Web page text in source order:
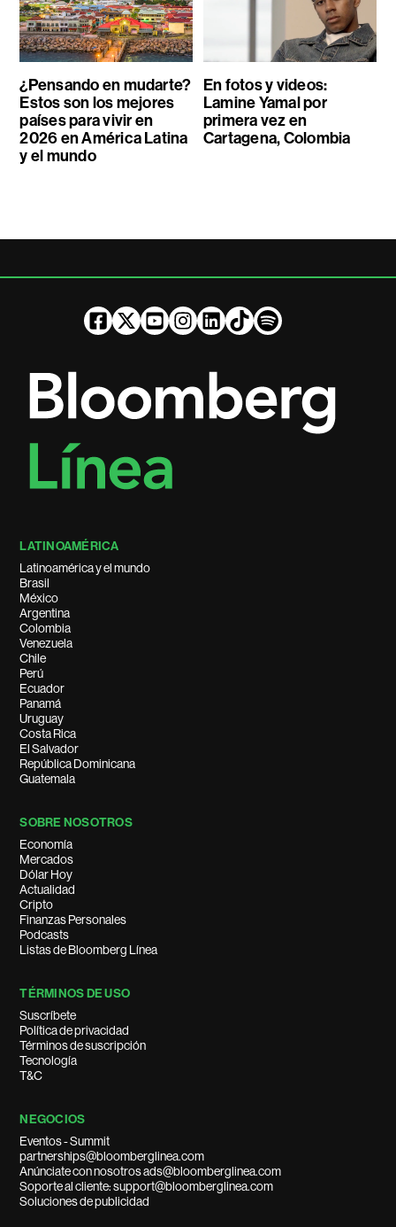
¿Pensando en mudarte?
Estos son los mejores
países para vivir en
2026 en América Latina
y el mundo
En fotos y videos:
Lamine Yamal por
primera vez en
Cartagena, Colombia
LATINOAMÉRICA
Latinoamérica y el mundo
Brasil
México
Argentina
Colombia
Venezuela
Chile
Perú
Ecuador
Panamá
Uruguay
Costa Rica
El Salvador
República Dominicana
Guatemala
SOBRE NOSOTROS
Economía
Mercados
Dólar Hoy
Actualidad
Cripto
Finanzas Personales
Podcasts
Listas de Bloomberg Línea
TÉRMINOS DE USO
Suscríbete
Política de privacidad
Términos de suscripción
Tecnología
T&C
NEGOCIOS
Eventos - Summit
partnerships@bloomberglinea.com
Anúnciate con nosotros ads@bloomberglinea.com
Soporte al cliente: support@bloomberglinea.com
Soluciones de publicidad